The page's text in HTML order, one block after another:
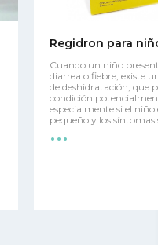
Regidron para
Cuando un niño
diarrea o fiebre, existe
de deshidratación, que
condición
especialmente si el niño
pequeño y los síntomas
...